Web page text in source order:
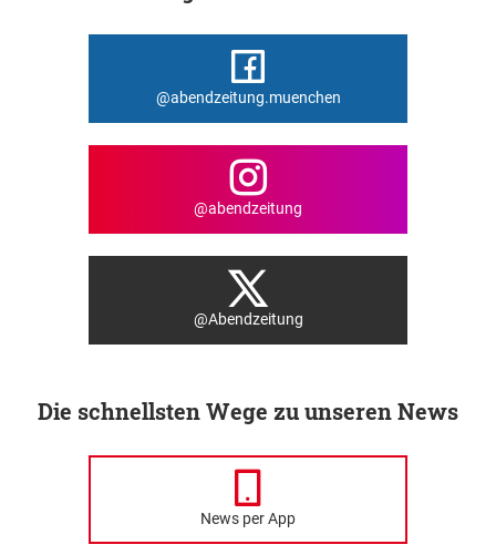
@abendzeitung.muenchen
@abendzeitung
@Abendzeitung
Die schnellsten Wege zu unseren News
News per App